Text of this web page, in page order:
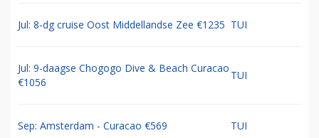
Jul: 8-dg cruise Oost Middellandse Zee €1235 TUI
Jul: 9-daagse Chogogo Dive & Beach Curacao
€1056
TUI
Sep: Amsterdam - Curacao €569 TUI